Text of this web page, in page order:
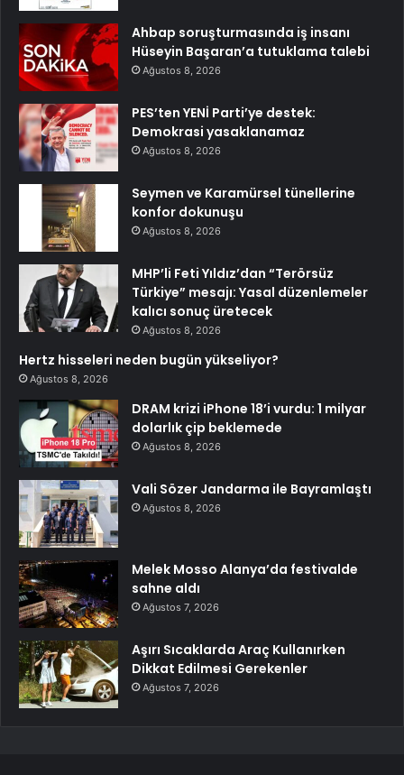
Ahbap soruşturmasında iş insanı
Hüseyin Başaran’a tutuklama talebi
Ağustos 8, 2026
PES’ten YENİ Parti’ye destek:
Demokrasi yasaklanamaz
Ağustos 8, 2026
Seymen ve Karamürsel tünellerine
konfor dokunuşu
Ağustos 8, 2026
MHP’li Feti Yıldız’dan “Terörsüz
Türkiye” mesajı: Yasal düzenlemeler
kalıcı sonuç üretecek
Ağustos 8, 2026
Hertz hisseleri neden bugün yükseliyor?
Ağustos 8, 2026
DRAM krizi iPhone 18’i vurdu: 1 milyar
dolarlık çip beklemede
Ağustos 8, 2026
Vali Sözer Jandarma ile Bayramlaştı
Ağustos 8, 2026
Melek Mosso Alanya’da festivalde
sahne aldı
Ağustos 7, 2026
Aşırı Sıcaklarda Araç Kullanırken
Dikkat Edilmesi Gerekenler
Ağustos 7, 2026